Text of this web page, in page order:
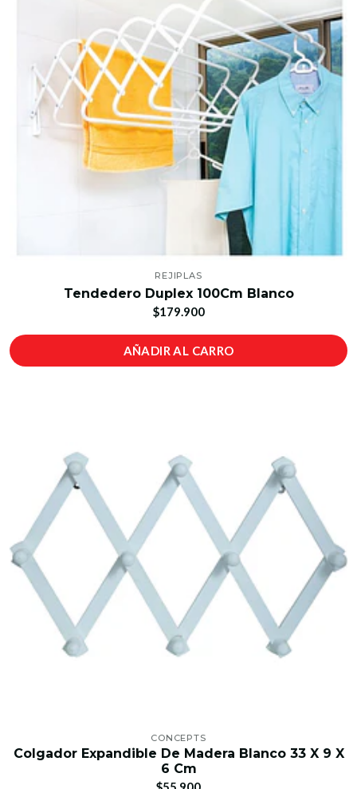
REJIPLAS
Tendedero Duplex 100Cm Blanco
$179.900
AÑADIR AL CARRO
CONCEPTS
Colgador Expandible De Madera Blanco 33 X 9 X
6 Cm